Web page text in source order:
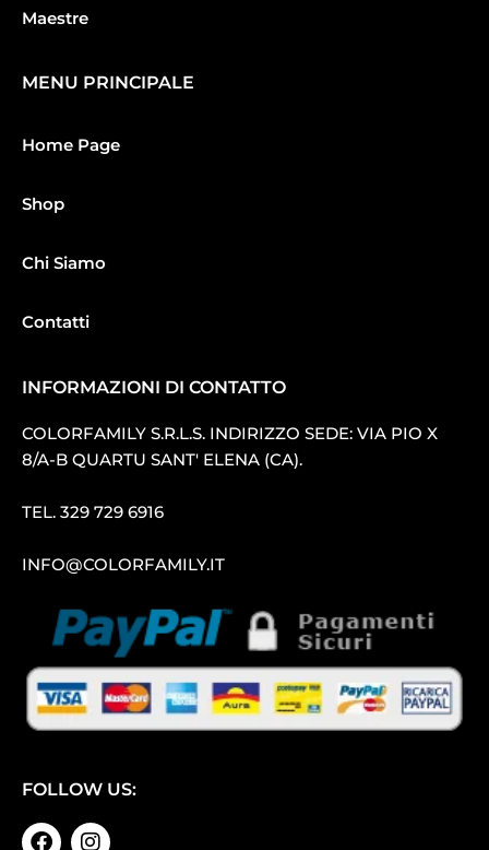
Maestre
MENU PRINCIPALE
Home Page
Shop
Chi Siamo
Contatti
INFORMAZIONI DI CONTATTO
COLORFAMILY S.R.L.S. INDIRIZZO SEDE: VIA PIO X
8/A-B QUARTU SANT′ ELENA (CA).
TEL. 329 729 6916
INFO@COLORFAMILY.IT
FOLLOW US: